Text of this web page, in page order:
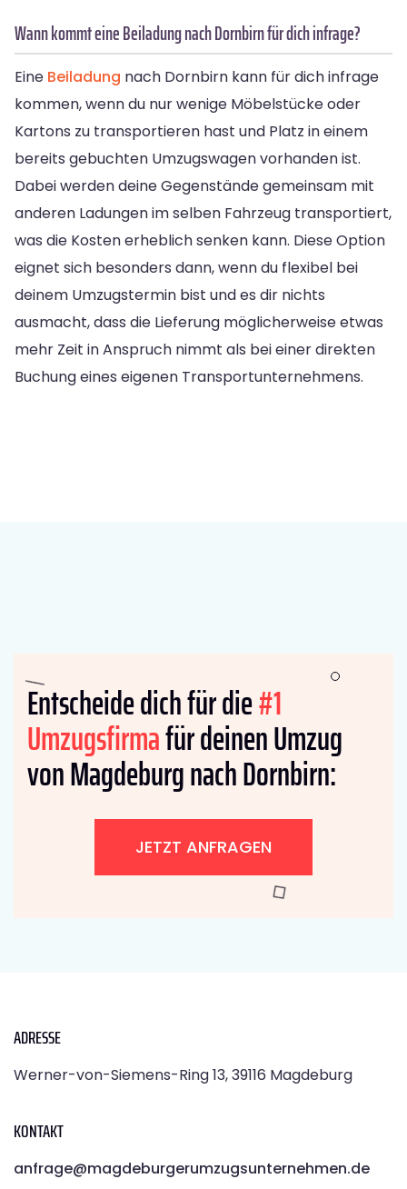
Wann kommt eine Beiladung nach Dornbirn für dich infrage?
Eine Beiladung nach Dornbirn kann für dich infrage
kommen, wenn du nur wenige Möbelstücke oder
Kartons zu transportieren hast und Platz in einem
bereits gebuchten Umzugswagen vorhanden ist.
Dabei werden deine Gegenstände gemeinsam mit
anderen Ladungen im selben Fahrzeug transportiert,
was die Kosten erheblich senken kann. Diese Option
eignet sich besonders dann, wenn du flexibel bei
deinem Umzugstermin bist und es dir nichts
ausmacht, dass die Lieferung möglicherweise etwas
mehr Zeit in Anspruch nimmt als bei einer direkten
Buchung eines eigenen Transportunternehmens.
Entscheide dich für die#1
Umzugsfirmafür deinen Umzug
von Magdeburg nach Dornbirn:
JETZT ANFRAGEN
ADRESSE
Werner-von-Siemens-Ring 13, 39116 Magdeburg
KONTAKT
anfrage@magdeburgerumzugsunternehmen.de